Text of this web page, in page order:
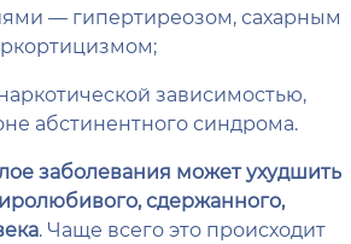
— гипертиреозом, сахарным
зависимостью,
абстинентного синдрома.
заболевания может ухудшить
сдержанного,
. Чаще всего это происходит